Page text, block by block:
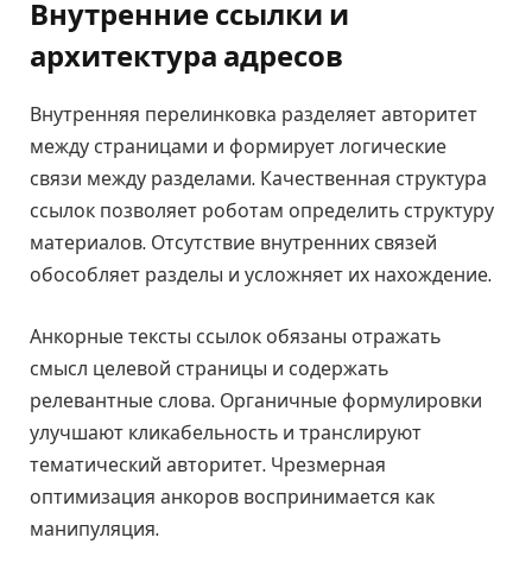
Внутренние ссылки и
архитектура адресов
Внутренняя перелинковка разделяет авторитет
между страницами и формирует логические
связи между разделами. Качественная структура
ссылок позволяет роботам определить структуру
материалов. Отсутствие внутренних связей
обособляет разделы и усложняет их нахождение.
Анкорные тексты ссылок обязаны отражать
смысл целевой страницы и содержать
релевантные слова. Органичные формулировки
улучшают кликабельность и транслируют
тематический авторитет. Чрезмерная
оптимизация анкоров воспринимается как
манипуляция.